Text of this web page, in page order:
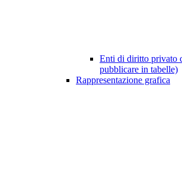
Enti di diritto privato
pubblicare in tabelle)
Rappresentazione grafica